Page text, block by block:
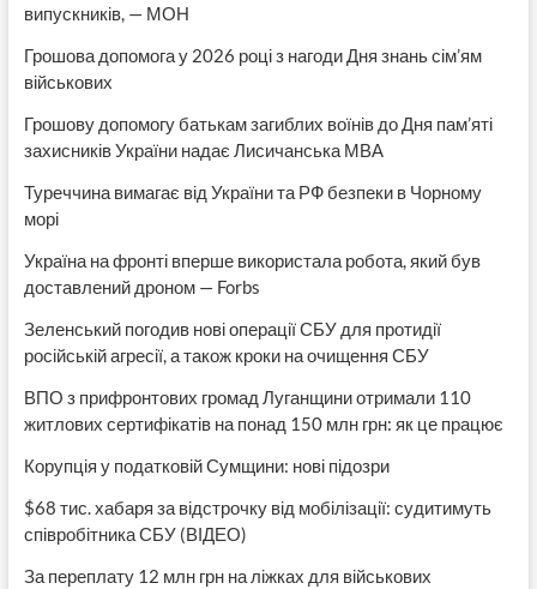
випускників, — МОН
Грошова допомога у 2026 році з нагоди Дня знань сім’ям
військових
Грошову допомогу батькам загиблих воїнів до Дня пам’яті
захисників України надає Лисичанська МВА
Туреччина вимагає від України та РФ безпеки в Чорному
морі
Україна на фронті вперше використала робота, який був
доставлений дроном — Forbs
Зеленський погодив нові операції СБУ для протидії
російській агресії, а також кроки на очищення СБУ
ВПО з прифронтових громад Луганщини отримали 110
житлових сертифікатів на понад 150 млн грн: як це працює
Корупція у податковій Сумщини: нові підозри
$68 тис. хабаря за відстрочку від мобілізації: судитимуть
співробітника СБУ (ВІДЕО)
За переплату 12 млн грн на ліжках для військових